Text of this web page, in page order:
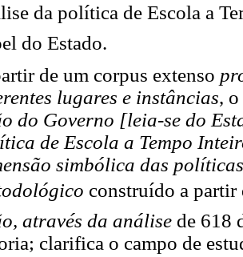
da política de Escola a
do Estado.
de um corpus extenso
lugares e instâncias,
do Governo [leia-se do
de Escola a Tempo
simbólica das
construído a
através da análise de 618
clarifica o campo de